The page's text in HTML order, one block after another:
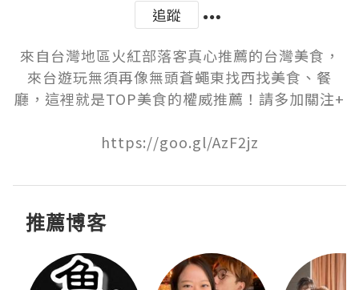
追蹤
來自台灣地區火紅部落客真心推薦的台灣美食，
來台遊玩無須再像無頭蒼蠅東找西找美食、餐
廳，這裡就是TOP美食的權威推薦！請多加關注+
https://goo.gl/AzF2jz
推薦博客